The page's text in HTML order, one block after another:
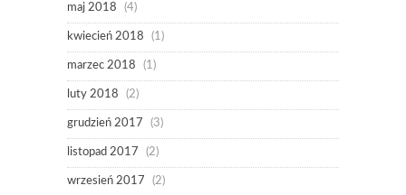
maj 2018 (4)
kwiecień 2018 (1)
marzec 2018 (1)
luty 2018 (2)
grudzień 2017 (3)
listopad 2017 (2)
wrzesień 2017 (2)